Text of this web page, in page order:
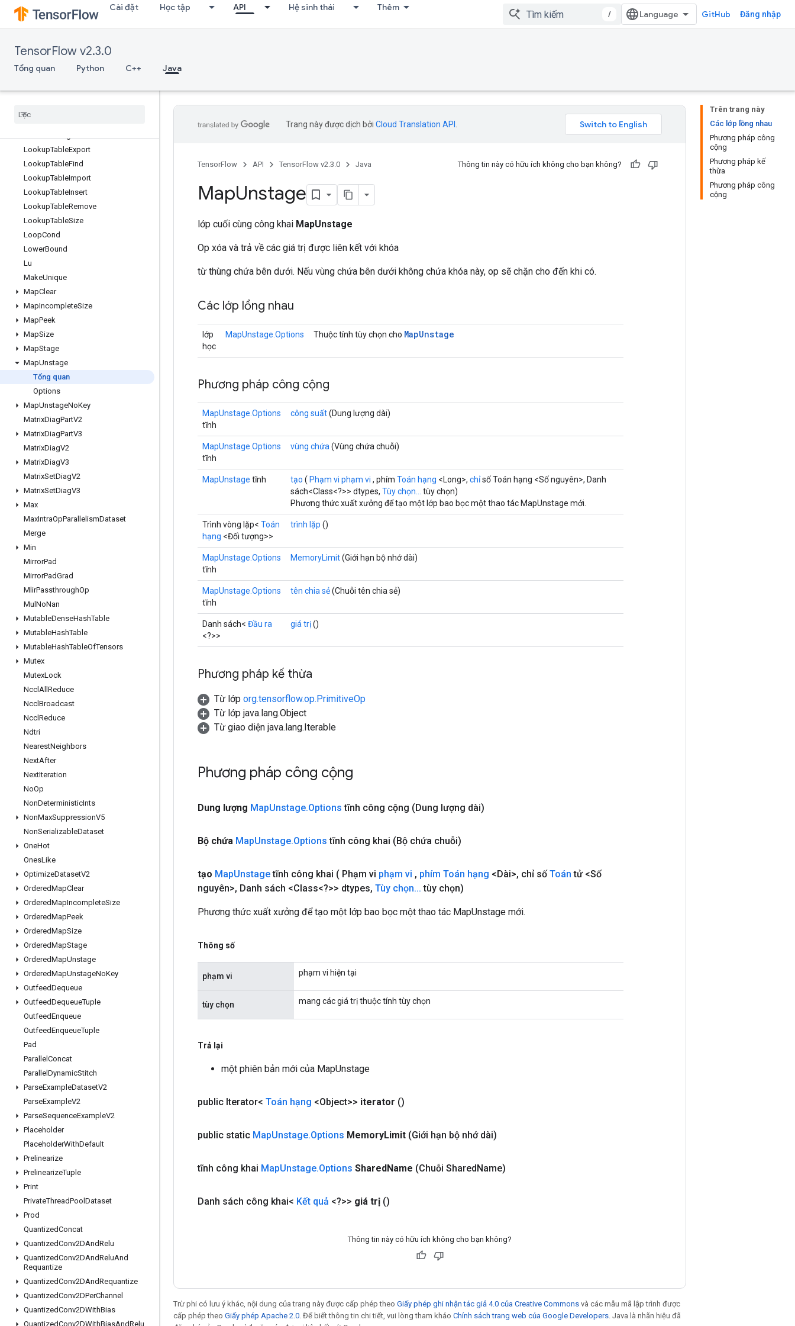
Cài đặt Học tập API Hệ sinh thái Thêm
/ GitHub Đăng nhập
TensorFlow v2.3.0
Tổng quan Python C++ Java
LoadTPUEmbeddingProximalAdagradParameters
LoadTPUEmbeddingProximalAdagradParametersGradAccumDebug
LoadTPUEmbeddingProximalYogiParametersGradAccumDebug
LoadTPUEmbeddingRMSPropParameters
LoadTPUEmbeddingStochastic
Load
LookupTableExport
LookupTableFind
LookupTableImport
LookupTableInsert
LookupTableRemove
LookupTableSize
LoopCond
LowerBound
Lu
MakeUnique
MapClear
MapIncompleteSize
MapPeek
MapSize
MapStage
MapUnstage
Tổng quan
Options
MapUnstageNoKey
MatrixDiagPartV2
MatrixDiagPartV3
MatrixDiagV2
MatrixDiagV3
MatrixSetDiagV2
MatrixSetDiagV3
Max
MaxIntraOpParallelismDataset
Merge
Min
MirrorPad
MirrorPadGrad
MlirPassthroughOp
Mul NoNan
MutableDenseHashTable
MutableHashTable
MutableHashTableOfTensors
Mutex
MutexLock
Nccl All Reduce
Nccl Broadcast
Nccl Reduce
Ndtri
NearestNeighbors
NextAfter
NextIteration
NoOp
NonDeterministicInts
NonMaxSuppressionV5
NonSerializableDataset
OneHot
OnesLike
OptimizeDatasetV2
OrderedMapClear
OrderedMapIncompleteSize
OrderedMapPeek
OrderedMapSize
OrderedMapStage
OrderedMapUnstage
OrderedMapUnstageNoKey
OutfeedDequeue
OutfeedDequeueTuple
OutfeedEnqueue
OutfeedEnqueueTuple
Pad
Parallel Concat
Parallel DynamicStitch
ParseExampleDatasetV2
ParseExampleV2
ParseSequenceExampleV2
Placeholder
PlaceholderWithDefault
Prelinearize
PrelinearizeTuple
Print
PrivateThreadPool Dataset
Prod
QuantizedConcat
QuantizedConv2DAndRelu
QuantizedConv2DAndReluAnd
Requantize
QuantizedConv2DAndRequantize
QuantizedConv2DPerChannel
QuantizedConv2DWithBias
QuantizedConv2DWithBiasAndRelu
Trên trang này
Các lớp lồng nhau
Phương pháp công
cộng
Phương pháp kế
thừa
Phương pháp công
cộng
Trang này được dịch bởi Cloud Translation API
TensorFlow API TensorFlow v2.3.0 Java Thông tin này có hữu ích không cho bạn không?
MapUnstage
lớp cuối cùng công khai MapUnstage
Op xóa và trả về các giá trị được liên kết với khóa
từ thùng chứa bên dưới. Nếu vùng chứa bên dưới không chứa khóa này, op sẽ chặn cho đến khi có.
Các lớp lồng nhau
lớp
học
MapUnstage.Options Thuộc tính tùy chọn cho MapUnstage
Phương pháp công cộng
MapUnstage.Options
tĩnh
công suất(Dung lượng dài)
MapUnstage.Options
tĩnh
vùng chứa (Vùng chứa chuỗi)
MapUnstage tĩnh tạo ( Phạm vi phạm vi , phím Toán hạng <Long>, chỉsố Toán hạng <Số nguyên>, Danh
sách<Class<?>> dtypes, Tùy chọn...
tùy chọn)
Phương thức xuất xưởng để tạo một lớp bao bọc một thao tác MapUnstage mới.
Trình vòng lặp< Toán
hạng <Đối tượng>>
trình lặp ()
MapUnstage.Options
tĩnh
MemoryLimit(Giới hạn bộ nhớ dài)
MapUnstage.Options
tĩnh
tên chia sẻ(Chuỗi tên chia sẻ)
Danh sách< Đầu ra
<?>>
giá trị()
Phương pháp kế thừa
Từ lớp org.tensorflow.op.PrimitiveOp
Từ lớp java.lang.Object
Từ giao diện java.lang.Iterable
Phương pháp công cộng
Dung lượng MapUnstage.Options tĩnh công cộng (Dung lượng dài)
Bộ chứa MapUnstage.Options tĩnh công khai (Bộ chứa chuỗi)
tạo MapUnstagetĩnh công khai ( Phạm vi phạm vi , phím Toán hạng <Dài>, chỉ sốToán tử <Số
nguyên>, Danh sách <Class<?>> dtypes, Tùy chọn... tùy chọn)
Phương thức xuất xưởng để tạo một lớp bao bọc một thao tác MapUnstage mới.
Thông số
phạm vi phạm vi hiện tại
tùy chọn mang các giá trị thuộc tính tùy chọn
Trả lại
một phiên bản mới của MapUnstage
public Iterator< Toán hạng <Object>> iterator ()
public static MapUnstage.Options MemoryLimit (Giới hạn bộ nhớ dài)
tĩnh công khai MapUnstage.Options SharedName (Chuỗi SharedName)
Danh sách công khai< Kết quả <?>> giá trị ()
Thông tin này có hữu ích không cho bạn không?
Trừ phi có lưu ý khác, nội dung của trang này được cấp phép theo Giấy phép ghi nhận tác giả 4.0 của Creative Commons và các mẫu mã lập trình được
cấp phép theo Giấy phép Apache 2.0 . Để biết thông tin chi tiết, vui lòng tham khảo Chính sách trang web của Google Developers . Java là nhãn hiệu đã